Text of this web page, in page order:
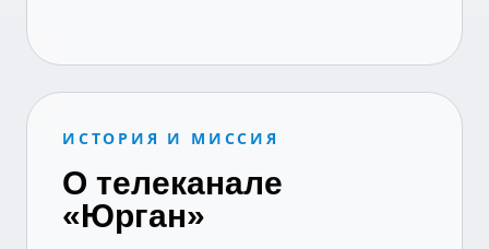
ИСТОРИЯ И МИССИЯ
О телеканале
«Юрган»